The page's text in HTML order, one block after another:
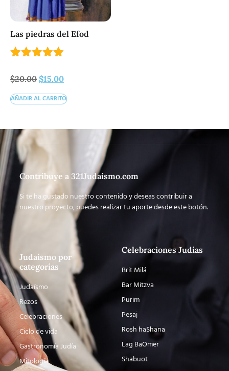
Las piedras del Efod
con
5.00
de 5
$20.00 $15.00
AÑADIR AL CARRITO
Contribuye a 321Judaismo.com
Si te ha gustado nuestro contenido y deseas contribuir a
nuestro proyecto, puedes realizar tu aporte desde este botón.
Judaísmo por
categorías
Judaísmo
Rezos
Celebraciones
Ciclo de vida
Gastronomía Judía
Mitología
Celebraciones Judías
Brit Milá
Bar Mitzva
Purim
Pesaj
Rosh haShana
Lag BaOmer
Shabuot